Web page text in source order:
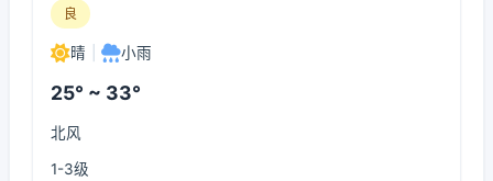
良
晴 小雨
25° ~ 33°
北风
1-3级